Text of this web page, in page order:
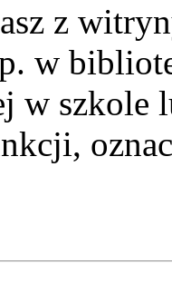
z
w
w szkole